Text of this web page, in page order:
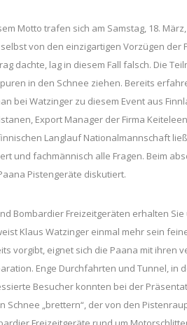
Motto trafen sich am Samstag, 18.
von den einzigartigen Vorzügen
dachte, lag in diesem Fall falsch. Die
in den Schnee ziehen. Bereits
bei Watzinger zu diesem Event aus
Export Manager der Firma
Langlauf Nationalmannschaft
und fachmännisch alle Fragen. Beim
Pistengeräte diskutiert.
Bombardier Freizeitgeräten erhalten
Klaus Watzinger einmal mehr sein
vorgibt, eignet sich die Paana mit ihren
Enge Durchfahrten und Tunnel,
Besucher konnten bei der
„brettern“, der von den